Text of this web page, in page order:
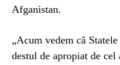
Afganistan.
„Acum vedem că
destul de apropiat de